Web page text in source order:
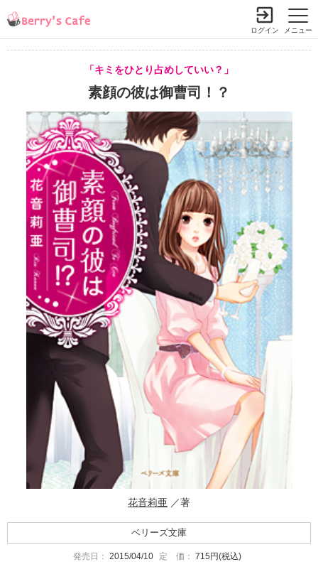
メニュー
ログイン
「キミをひとり占めしていい？」
素顔の彼は御曹司！？
花音莉亜 ／著
ベリーズ文庫
発売日： 2015/04/10 定 価： 715円(税込)